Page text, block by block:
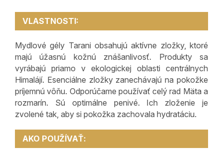
VLASTNOSTI:
Mydlové gély Tarani obsahujú aktívne zložky, ktoré
majú úžasnú kožnú znášanlivosť. Produkty sa
vyrábajú priamo v ekologickej oblasti centrálnych
Himalájí. Esenciálne zložky zanechávajú na pokožke
príjemnú vôňu. Odporúčame používať celý rad Mäta a
rozmarín. Sú optimálne penivé. Ich zloženie je
zvolené tak, aby si pokožka zachovala hydratáciu.
AKO POUŽÍVAŤ: